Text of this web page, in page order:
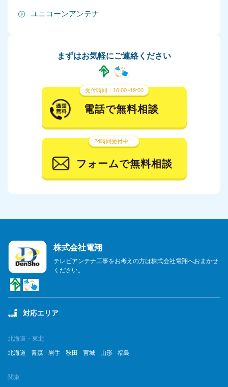
2024年5月
2024年3月
2024年1月
2023年12月
2023年11月
2023年10月
2023年6月
2023年5月
2023年3月
2023年2月
ユニコーンアンテナ
まずはお気軽にご連絡ください
受付時間：10:00~19:00
電話で無料相談
24時間受付中！
フォームで無料相談
株式会社電翔
テレビアンテナ工事をお考えの方は株式会社電翔へおまかせ
ください。
対応エリア
北海道・東北
北海道
青森 岩手 秋田 宮城 山形 福島
関東